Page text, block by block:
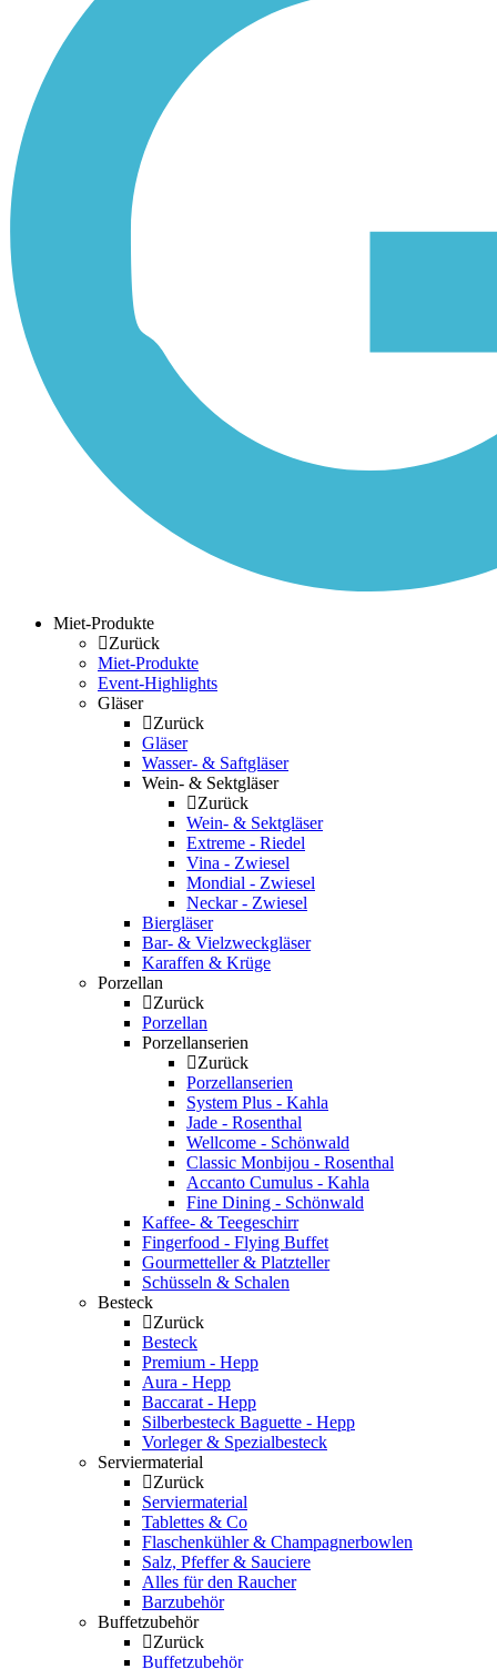
Miet-Produkte
Zurück
Miet-Produkte
Event-Highlights
Gläser
Zurück
Gläser
Wasser- & Saftgläser
Wein- & Sektgläser
Zurück
Wein- & Sektgläser
Extreme - Riedel
Vina - Zwiesel
Mondial - Zwiesel
Neckar - Zwiesel
Biergläser
Bar- & Vielzweckgläser
Karaffen & Krüge
Porzellan
Zurück
Porzellan
Porzellanserien
Zurück
Porzellanserien
System Plus - Kahla
Jade - Rosenthal
Wellcome - Schönwald
Classic Monbijou - Rosenthal
Accanto Cumulus - Kahla
Fine Dining - Schönwald
Kaffee- & Teegeschirr
Fingerfood - Flying Buffet
Gourmetteller & Platzteller
Schüsseln & Schalen
Besteck
Zurück
Besteck
Premium - Hepp
Aura - Hepp
Baccarat - Hepp
Silberbesteck Baguette - Hepp
Vorleger & Spezialbesteck
Serviermaterial
Zurück
Serviermaterial
Tablettes & Co
Flaschenkühler & Champagnerbowlen
Salz, Pfeffer & Sauciere
Alles für den Raucher
Barzubehör
Buffetzubehör
Zurück
Buffetzubehör